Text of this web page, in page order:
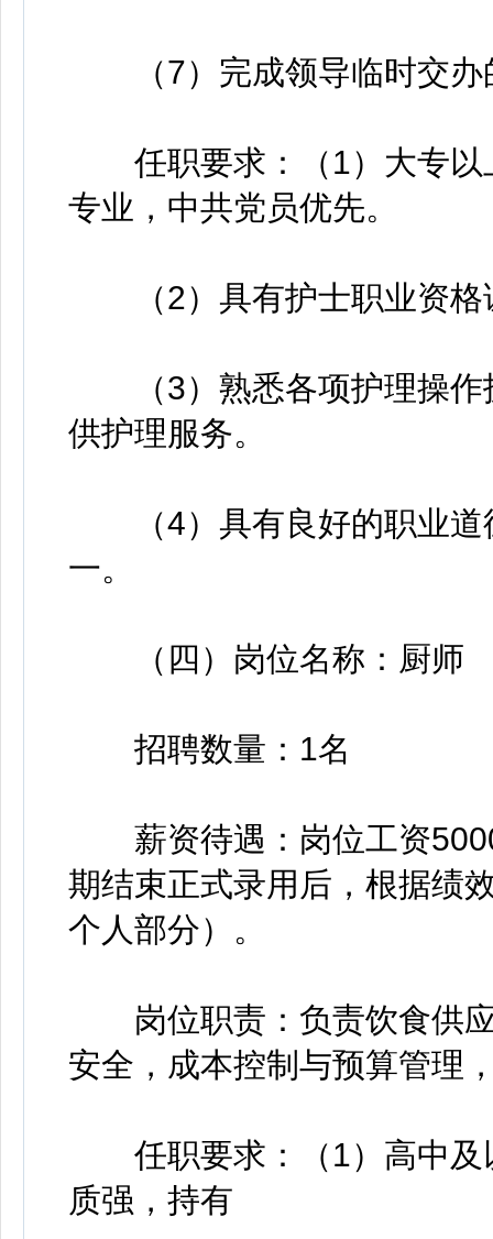
（7）完成领导临时交办
任职要求：（1）大专以
专业，中共党员优先。
（2）具有护士职业资格
（3）熟悉各项护理操作
供护理服务。
（4）具有良好的职业道
一。
（四）岗位名称：厨师
招聘数量：1名
薪资待遇：岗位工资
期结束正式录用后，根据绩
个人部分）。
岗位职责：负责饮食供应
安全，成本控制与预算管理
任职要求：（1）高中及
质强，持有